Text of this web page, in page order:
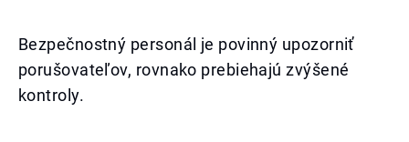
Bezpečnostný personál je povinný upozorniť
porušovateľov, rovnako prebiehajú zvýšené
kontroly.